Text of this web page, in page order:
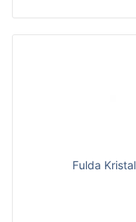
Fulda